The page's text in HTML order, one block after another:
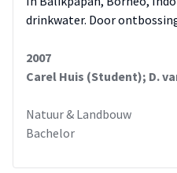
drinkwater. Door
2007
Carel Huis (Student); D.
Natuur & Landbouw
Bachelor